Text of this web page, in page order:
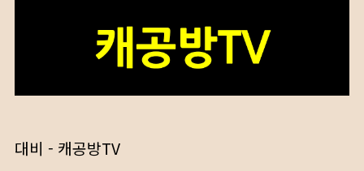
대비 - 캐공방TV